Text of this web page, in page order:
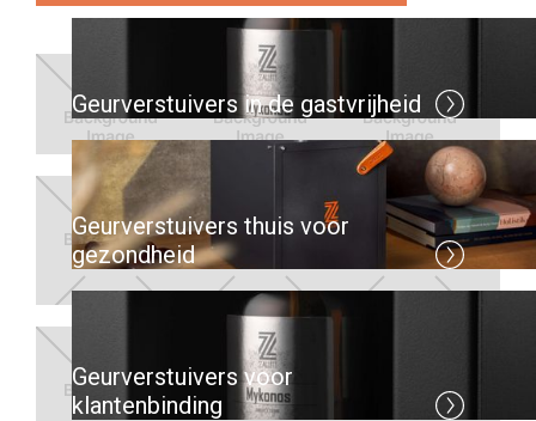
Geurverstuivers in de gastvrijheid
Geurverstuivers thuis voor
gezondheid
Geurverstuivers voor
klantenbinding